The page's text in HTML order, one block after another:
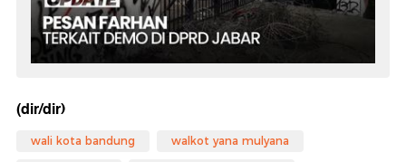
(dir/dir)
wali kota bandung walkot yana mulyana